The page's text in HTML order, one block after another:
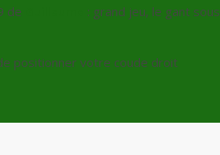
de
: grand jeu, le gant sous
positionner votre coude droit